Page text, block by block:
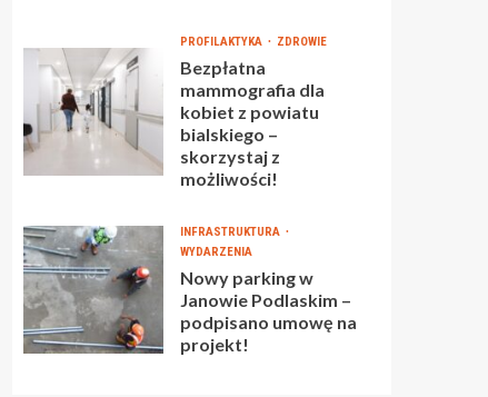
PROFILAKTYKA ZDROWIE
Bezpłatna
mammografia dla
kobiet z powiatu
bialskiego –
skorzystaj z
możliwości!
INFRASTRUKTURA
WYDARZENIA
Nowy parking w
Janowie Podlaskim –
podpisano umowę na
projekt!